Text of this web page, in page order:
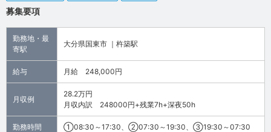
募集要項
勤務地・最
寄駅
大分県国東市 ｜杵築駅
給与 月給 248,000円
月収例
28.2万円
月収内訳 248000円+残業7h+深夜50h
勤務時間 ①08:30～17:30、②07:30～19:30、③19:30～07:30